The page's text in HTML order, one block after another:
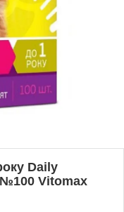
Daily
№100 Vitomax